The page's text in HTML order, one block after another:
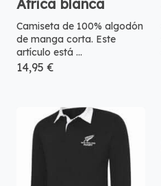
Africa blanca
Camiseta de 100% algodón
de manga corta. Este
artículo está ...
14,95 €